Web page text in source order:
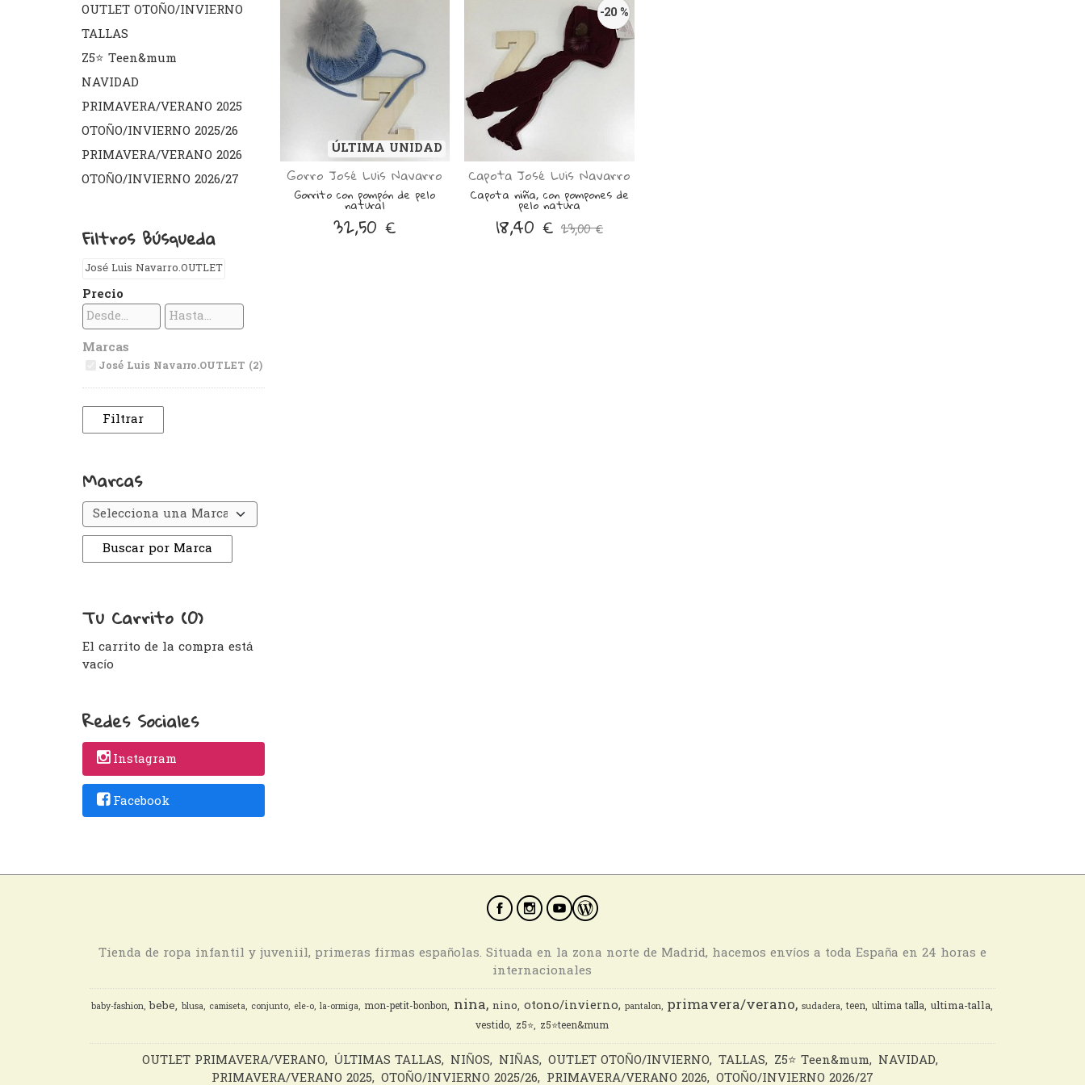
OUTLET OTOÑO/INVIERNO
TALLAS
Z5⭐️ Teen&mum
NAVIDAD
PRIMAVERA/VERANO 2025
OTOÑO/INVIERNO 2025/26
PRIMAVERA/VERANO 2026
OTOÑO/INVIERNO 2026/27
Filtros Búsqueda
José Luis Navarro.OUTLET
Precio
Marcas
José Luis Navarro.OUTLET (2)
Marcas
Tu Carrito (0)
El carrito de la compra está
vacío
Redes Sociales
Instagram
Facebook
ÚLTIMA UNIDAD
Gorro José Luis Navarro
Gorrito con pompón de pelo
natural
32,50 €
-20 %
Capota José Luis Navarro
Capota niña, con pompones de
pelo natura
18,40 €23,00 €
Tienda de ropa infantil y juveniil, primeras firmas españolas. Situada en la zona norte de Madrid, hacemos envíos a toda España en 24 horas e
internacionales
baby-fashion bebe blusa camiseta conjunto ele-o la-ormiga mon-petit-bonbon nina nino otono/invierno pantalon primavera/verano sudadera teen ultima talla ultima-talla
vestido z5⭐️ z5⭐️teen&mum
OUTLET PRIMAVERA/VERANO ÚLTIMAS TALLAS NIÑOS NIÑAS OUTLET OTOÑO/INVIERNO TALLAS Z5⭐️ Teen&mum NAVIDAD
PRIMAVERA/VERANO 2025 OTOÑO/INVIERNO 2025/26 PRIMAVERA/VERANO 2026 OTOÑO/INVIERNO 2026/27